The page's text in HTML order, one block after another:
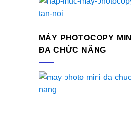
MÁY PHOTOCOPY MINI
ĐA CHỨC NĂNG